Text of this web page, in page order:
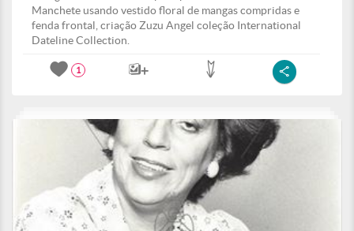
Manchete usando vestido floral de mangas compridas e
fenda frontal, criação Zuzu Angel coleção International
Dateline Collection.
1